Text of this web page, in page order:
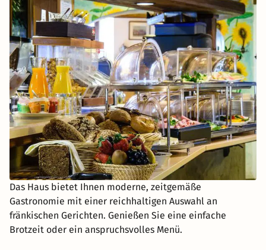
Das Haus bietet Ihnen moderne, zeitgemäße
Gastronomie mit einer reichhaltigen Auswahl an
fränkischen Gerichten. Genießen Sie eine einfache
Brotzeit oder ein anspruchsvolles Menü.